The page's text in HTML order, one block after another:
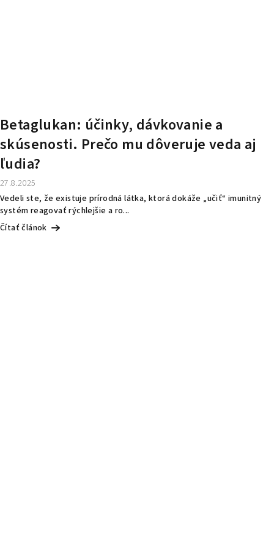
Betaglukan: účinky, dávkovanie a
skúsenosti. Prečo mu dôveruje veda aj
ľudia?
27.8.2025
Vedeli ste, že existuje prírodná látka, ktorá dokáže „učiť“ imunitný
systém reagovať rýchlejšie a ro...
Čítať článok